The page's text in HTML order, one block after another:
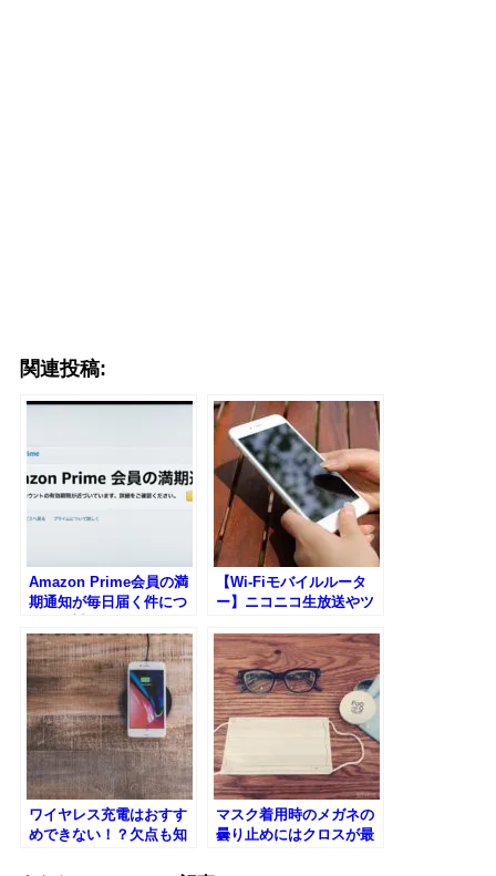
関連投稿:
Amazon Prime会員の満
期通知が毎日届く件につ
【Wi-Fiモバイルルータ
ー】ニコニコ生放送やツ
の回線はコレ
ワイヤレス充電はおすす
めできない！？欠点も知
マスク着用時のメガネの
曇り止めにはクロスが最